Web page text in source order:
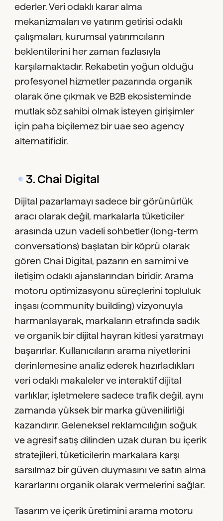
ederler. Veri odaklı karar alma
mekanizmaları ve yatırım getirisi odaklı
çalışmaları, kurumsal yatırımcıların
beklentilerini her zaman fazlasıyla
karşılamaktadır. Rekabetin yoğun olduğu
profesyonel hizmetler pazarında organik
olarak öne çıkmak ve B2B ekosisteminde
mutlak söz sahibi olmak isteyen girişimler
için paha biçilemez bir uae seo agency
alternatifidir.
3. Chai Digital
Dijital pazarlamayı sadece bir görünürlük
aracı olarak değil, markalarla tüketiciler
arasında uzun vadeli sohbetler (long-term
conversations) başlatan bir köprü olarak
gören Chai Digital, pazarın en samimi ve
iletişim odaklı ajanslarından biridir. Arama
motoru optimizasyonu süreçlerini topluluk
inşası (community building) vizyonuyla
harmanlayarak, markaların etrafında sadık
ve organik bir dijital hayran kitlesi yaratmayı
başarırlar. Kullanıcıların arama niyetlerini
derinlemesine analiz ederek hazırladıkları
veri odaklı makaleler ve interaktif dijital
varlıklar, işletmelere sadece trafik değil, aynı
zamanda yüksek bir marka güvenilirliği
kazandırır. Geleneksel reklamcılığın soğuk
ve agresif satış dilinden uzak duran bu içerik
stratejileri, tüketicilerin markalara karşı
sarsılmaz bir güven duymasını ve satın alma
kararlarını organik olarak vermelerini sağlar.
Tasarım ve içerik üretimini arama motoru